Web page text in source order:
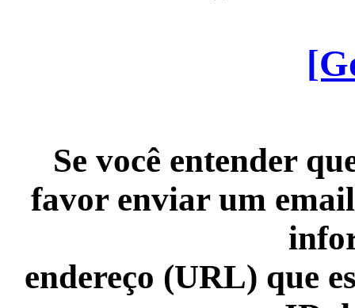
Se você entender
favor enviar um
endereço (URL) que